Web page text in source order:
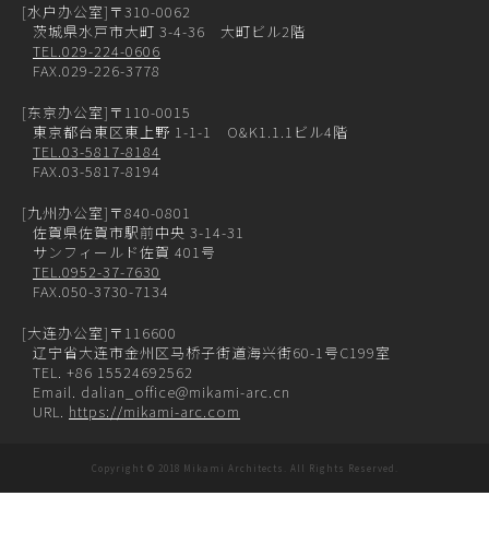
[水户办公室] 〒310-0062
茨城県水戸市大町 3-4-36 大町ビル2階
TEL.029-224-0606
FAX.029-226-3778
[东京办公室] 〒110-0015
東京都台東区東上野 1-1-1 O&K1.1.1ビル4階
TEL.03-5817-8184
FAX.03-5817-8194
[九州办公室] 〒840-0801
佐賀県佐賀市駅前中央 3-14-31
サンフィールド佐賀 401号
TEL.0952-37-7630
FAX.050-3730-7134
[大连办公室] 〒116600
辽宁省大连市金州区马桥子街道海兴街60-1号C199室
TEL. +86 15524692562
Email. dalian_office@mikami-arc.cn
URL. https://mikami-arc.com
Copyright © 2018 Mikami Architects. All Rights Reserved.